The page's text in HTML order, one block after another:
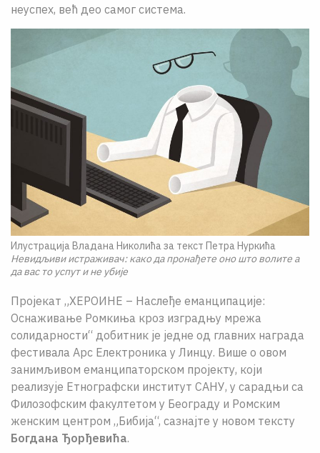
неуспех, већ део самог система.
Илустрација Владана Николића за текст Петра Нуркића
Невидљиви истраживач: како да пронађете оно што волите а
да вас то успут и не убије
Пројекат „ХЕРОИНЕ – Наслеђе еманципације:
Оснаживање Ромкиња кроз изградњу мрежа
солидарности“ добитник је једне од главних награда
фестивала Арс Електроника у Линцу. Више о овом
занимљивом еманципаторском пројекту, који
реализује Етнографски институт САНУ, у сарадњи са
Филозофским факултетом у Београду и Ромским
женским центром „Бибија“, сазнајте у новом тексту
Богдана Ђорђевића.